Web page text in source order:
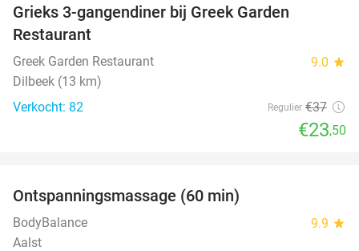
Grieks 3-gangendiner bij Greek Garden
Restaurant
Greek Garden Restaurant 9.0 star
Dilbeek (13 km)
Verkocht: 82
Regulier €37
€23,50
Ontspanningsmassage (60 min)
BodyBalance 9.9 star
Aalst